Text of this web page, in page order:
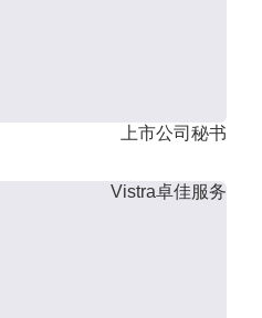
上市公司秘书
Vistra卓佳服务